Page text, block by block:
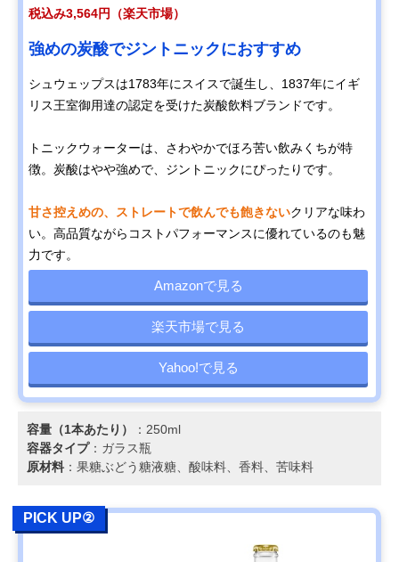
税込み3,564円（楽天市場）
強めの炭酸でジントニックにおすすめ
シュウェップスは1783年にスイスで誕生し、1837年にイギ
リス王室御用達の認定を受けた炭酸飲料ブランドです。
トニックウォーターは、さわやかでほろ苦い飲みくちが特
徴。炭酸はやや強めで、ジントニックにぴったりです。
甘さ控えめの、ストレートで飲んでも飽きないクリアな味わ
い。高品質ながらコストパフォーマンスに優れているのも魅
力です。
Amazonで見る
楽天市場で見る
Yahoo!で見る
容量（1本あたり）
：250ml
容器タイプ：ガラス瓶
原材料 ：果糖ぶどう糖液糖、酸味料、香料、苦味料
PICK UP②